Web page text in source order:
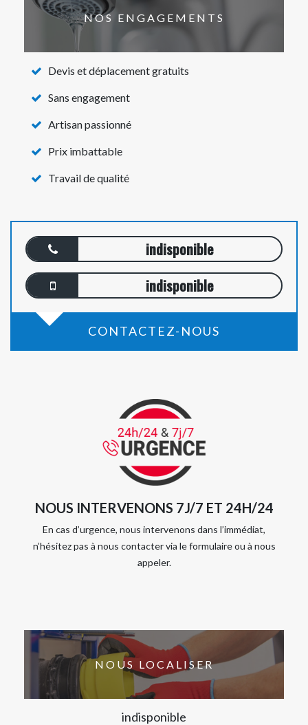
NOS ENGAGEMENTS
Devis et déplacement gratuits
Sans engagement
Artisan passionné
Prix imbattable
Travail de qualité
indisponible
indisponible
CONTACTEZ-NOUS
NOUS INTERVENONS 7J/7 ET 24H/24
En cas d’urgence, nous intervenons dans l’immédiat,
n’hésitez pas à nous contacter via le formulaire ou à nous
appeler.
NOUS LOCALISER
indisponible